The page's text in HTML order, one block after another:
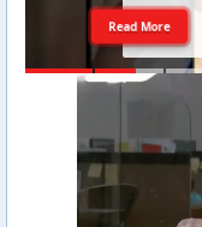
Read More